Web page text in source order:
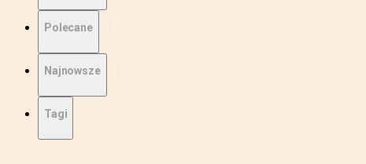
Polecane
Najnowsze
Tagi